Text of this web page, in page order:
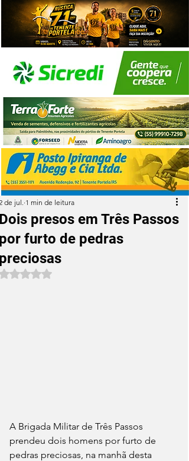
presos em Três Passos
furto de pedras
de jul. 1 min de leitura
Avaliado com NaN de 5 estrelas.
A Brigada Militar de Três Passos
prendeu dois homens por furto de
pedras preciosas, na manhã desta